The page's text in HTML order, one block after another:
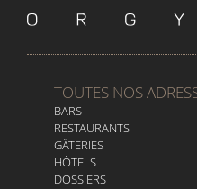
TOUTES NOS
BARS
RESTAURANTS
GÂTERIES
HÔTELS
DOSSIERS